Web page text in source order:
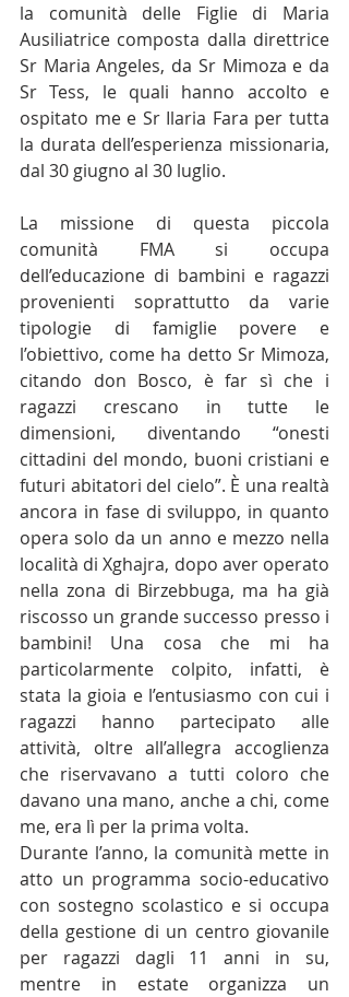
la comunità delle Figlie di Maria
Ausiliatrice composta dalla direttrice
Sr Maria Angeles, da Sr Mimoza e da
Sr Tess, le quali hanno accolto e
ospitato me e Sr Ilaria Fara per tutta
la durata dell’esperienza missionaria,
dal 30 giugno al 30 luglio.
La missione di questa piccola
comunità FMA si occupa
dell’educazione di bambini e ragazzi
provenienti soprattutto da varie
tipologie di famiglie povere e
l’obiettivo, come ha detto Sr Mimoza,
citando don Bosco, è far sì che i
ragazzi crescano in tutte le
dimensioni, diventando “onesti
cittadini del mondo, buoni cristiani e
futuri abitatori del cielo”. È una realtà
ancora in fase di sviluppo, in quanto
opera solo da un anno e mezzo nella
località di Xghajra, dopo aver operato
nella zona di Birzebbuga, ma ha già
riscosso un grande successo presso i
bambini! Una cosa che mi ha
particolarmente colpito, infatti, è
stata la gioia e l’entusiasmo con cui i
ragazzi hanno partecipato alle
attività, oltre all’allegra accoglienza
che riservavano a tutti coloro che
davano una mano, anche a chi, come
me, era lì per la prima volta.
Durante l’anno, la comunità mette in
atto un programma socio-educativo
con sostegno scolastico e si occupa
della gestione di un centro giovanile
per ragazzi dagli 11 anni in su,
mentre in estate organizza un